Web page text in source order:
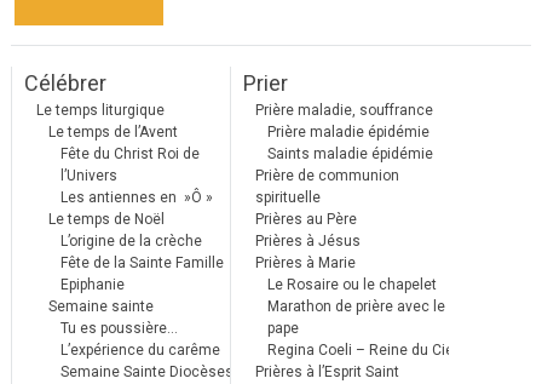
Célébrer
Le temps liturgique
Le temps de l’Avent
Fête du Christ Roi de
l’Univers
Les antiennes en »Ô »
Le temps de Noël
L’origine de la crèche
Fête de la Sainte Famille
Epiphanie
Semaine sainte
Tu es poussière…
L’expérience du carême
Semaine Sainte Diocèses
Prier
Prière maladie, souffrance
Prière maladie épidémie
Saints maladie épidémie
Prière de communion
spirituelle
Prières au Père
Prières à Jésus
Prières à Marie
Le Rosaire ou le chapelet
Marathon de prière avec le
pape
Regina Coeli – Reine du Ciel
Prières à l’Esprit Saint